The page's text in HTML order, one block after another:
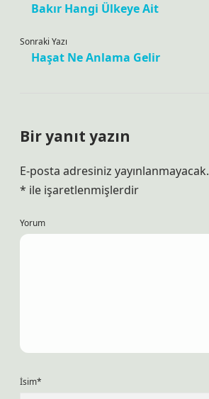
Bakır Hangi Ülkeye Ait
Sonraki Yazı
Haşat Ne Anlama Gelir
Bir yanıt yazın
E-posta adresiniz yayınlanmayacak.
* ile işaretlenmişlerdir
Yorum
İsim*